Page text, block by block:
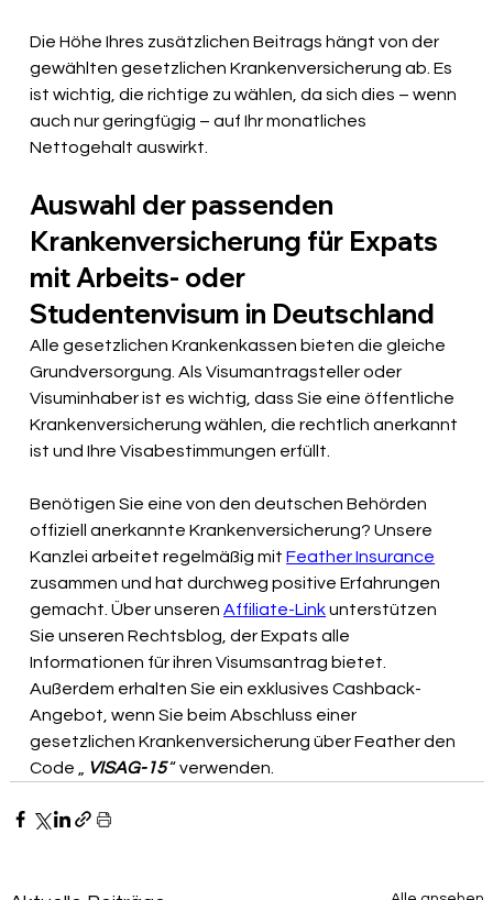
Die Höhe Ihres zusätzlichen Beitrags hängt von der
gewählten gesetzlichen Krankenversicherung ab. Es
ist wichtig, die richtige zu wählen, da sich dies – wenn
auch nur geringfügig – auf Ihr monatliches
Nettogehalt auswirkt.
Auswahl der passenden
Krankenversicherung für Expats
mit Arbeits- oder
Studentenvisum in Deutschland
Alle gesetzlichen Krankenkassen bieten die gleiche
Grundversorgung. Als Visumantragsteller oder
Visuminhaber ist es wichtig, dass Sie eine öffentliche
Krankenversicherung wählen, die rechtlich anerkannt
ist und Ihre Visabestimmungen erfüllt.
Benötigen Sie eine von den deutschen Behörden
offiziell anerkannte Krankenversicherung? Unsere
Kanzlei arbeitet regelmäßig mit Feather Insurance
zusammen und hat durchweg positive Erfahrungen
gemacht. Über unseren Affiliate-Linkunterstützen
Sie unseren Rechtsblog, der Expats alle
Informationen für ihren Visumsantrag bietet.
Außerdem erhalten Sie ein exklusives Cashback-
Angebot, wenn Sie beim Abschluss einer
gesetzlichen Krankenversicherung über Feather den
Code „
VISAG-15 “ verwenden.